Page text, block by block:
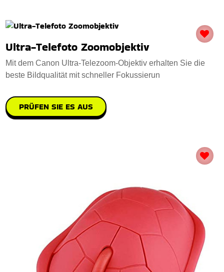
Ultra-Telefoto Zoomobjektiv
Mit dem Canon Ultra-Telezoom-Objektiv erhalten Sie die
beste Bildqualität mit schneller Fokussierun
PRÜFEN SIE ES AUS